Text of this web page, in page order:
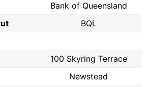
Bank of Queensland
BQL
100 Skyring Terrace
Newstead